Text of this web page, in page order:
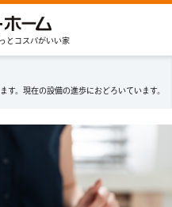
とコスパがいい家
す。現在の設備の進歩におどろいています。